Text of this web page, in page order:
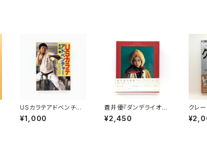
USカラテアドベンチャ
ー
¥1,000
蒼井優『ダンデライオ
ン』
¥2,450
クレ
- 90